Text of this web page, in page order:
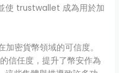
使 trustwallet 成為用於加
密貨幣領域的可信度。
信任度，提升了幣安作為